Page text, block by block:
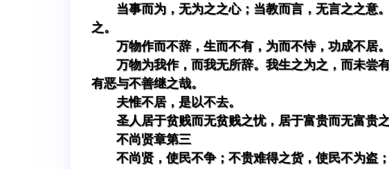
当事而为，无为之之心；当教而言，无言之之意
之。
万物作而不辞，生而不有，为而不恃，功成不居。
万物为我作，而我无所辞。我生之为之，而未尝
有恶与不善继之哉。
夫惟不居，是以不去。
圣人居于贫贱而无贫贱之忧，居于富贵而无富贵
不尚贤章第三
不尚贤，使民不争；不贵难得之货，使民不为盗